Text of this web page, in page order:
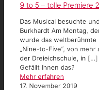
9 to 5 – tolle Premiere
Das Musical besuchte
Burkhardt Am Montag,
wurde das weltberühmte
„Nine-to-Five“, von
der Dreieichschule, in […]
Gefällt Ihnen das?
Mehr erfahren
17. November 2019